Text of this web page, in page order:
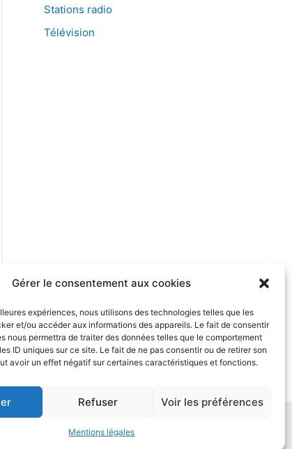
Gérer le consentement aux cookies
expériences, nous utilisons des technologies telles que les
et/ou accéder aux informations des appareils. Le fait de consentir
nous permettra de traiter des données telles que le comportement
ID uniques sur ce site. Le fait de ne pas consentir ou de retirer son
avoir un effet négatif sur certaines caractéristiques et fonctions.
Refuser Voir les préférences
Mentions légales
Stations radio
Télévision
Retour à l'accueil